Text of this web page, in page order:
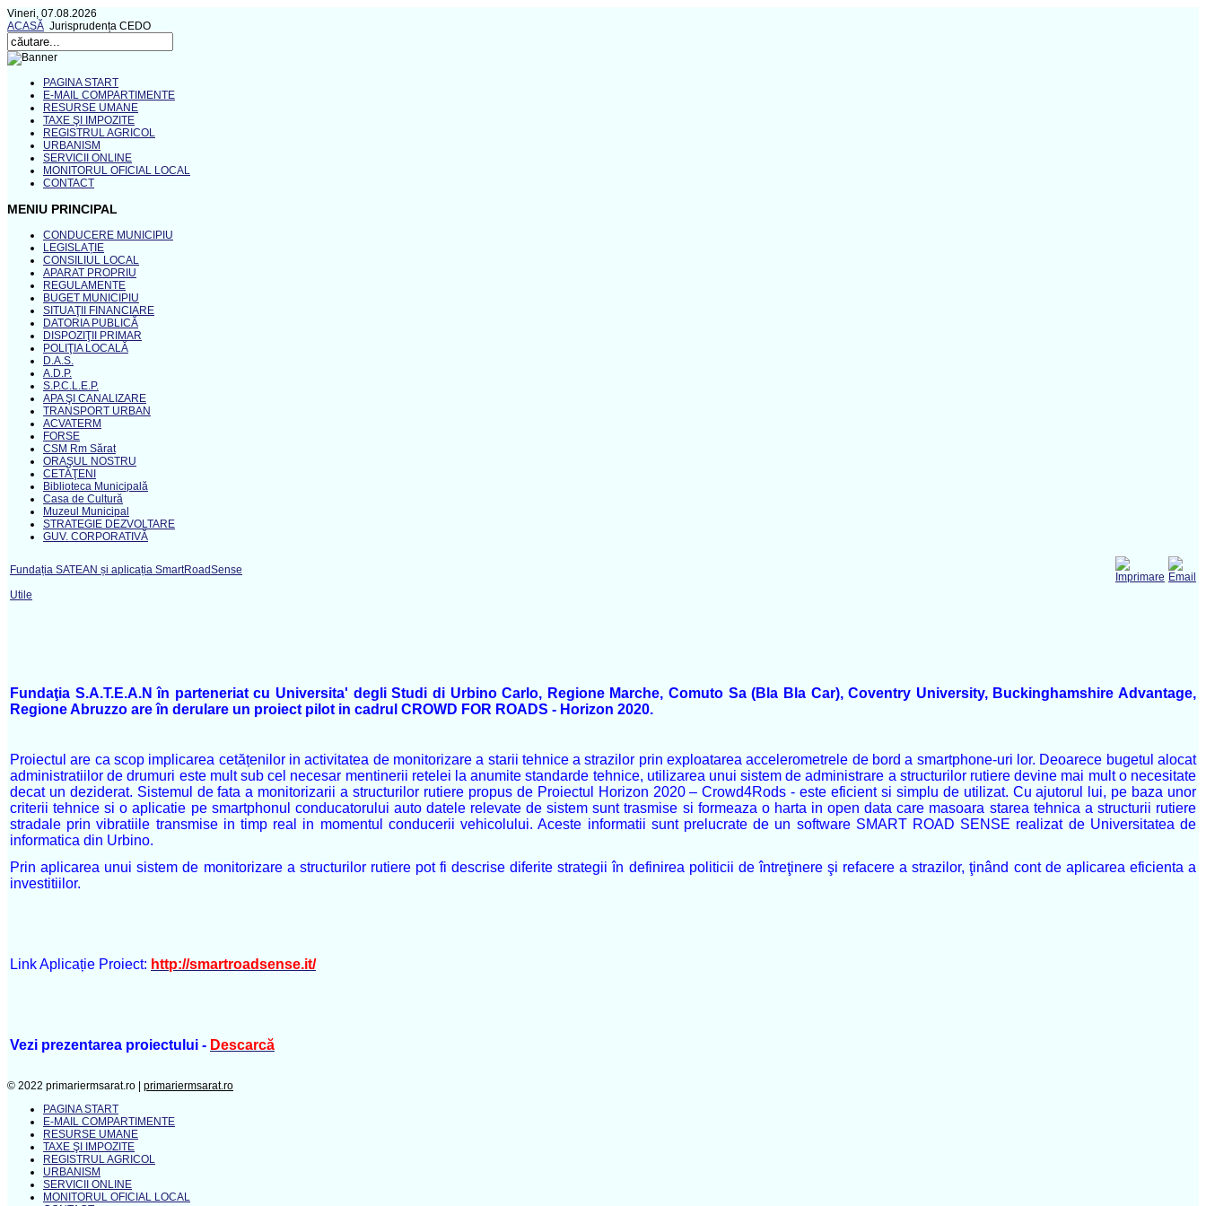
Vineri, 07.08.2026
ACASĂ Jurisprudența CEDO
PAGINA START
E-MAIL COMPARTIMENTE
RESURSE UMANE
TAXE ŞI IMPOZITE
REGISTRUL AGRICOL
URBANISM
SERVICII ONLINE
MONITORUL OFICIAL LOCAL
CONTACT
MENIU PRINCIPAL
CONDUCERE MUNICIPIU
LEGISLAȚIE
CONSILIUL LOCAL
APARAT PROPRIU
REGULAMENTE
BUGET MUNICIPIU
SITUAŢII FINANCIARE
DATORIA PUBLICĂ
DISPOZIŢII PRIMAR
POLIŢIA LOCALĂ
D.A.S.
A.D.P.
S.P.C.L.E.P.
APA ŞI CANALIZARE
TRANSPORT URBAN
ACVATERM
FORSE
CSM Rm Sărat
ORAŞUL NOSTRU
CETĂŢENI
Biblioteca Municipală
Casa de Cultură
Muzeul Municipal
STRATEGIE DEZVOLTARE
GUV. CORPORATIVĂ
Fundația SATEAN și aplicația SmartRoadSense
Utile
Fundaţia S.A.T.E.A.N în parteneriat cu Universita' degli Studi di Urbino Carlo, Regione Marche, Comuto Sa (Bla Bla Car), Coventry University, Buckinghamshire Advantage,
Regione Abruzzo are în derulare un proiect pilot in cadrul CROWD FOR ROADS - Horizon 2020.
Proiectul are ca scop implicarea cetățenilor in activitatea de monitorizare a starii tehnice a strazilor prin exploatarea accelerometrele de bord a smartphone-uri lor. Deoarece bugetul alocat
administratiilor de drumuri este mult sub cel necesar mentinerii retelei la anumite standarde tehnice, utilizarea unui sistem de administrare a structurilor rutiere devine mai mult o necesitate
decat un deziderat. Sistemul de fata a monitorizarii a structurilor rutiere propus de Proiectul Horizon 2020 – Crowd4Rods - este eficient si simplu de utilizat. Cu ajutorul lui, pe baza unor
criterii tehnice si o aplicatie pe smartphonul conducatorului auto datele relevate de sistem sunt trasmise si formeaza o harta in open data care masoara starea tehnica a structurii rutiere
stradale prin vibratiile transmise in timp real in momentul conducerii vehicolului. Aceste informatii sunt prelucrate de un software SMART ROAD SENSE realizat de Universitatea de
informatica din Urbino.
Prin aplicarea unui sistem de monitorizare a structurilor rutiere pot fi descrise diferite strategii în definirea politicii de întreţinere şi refacere a strazilor, ţinând cont de aplicarea eficienta a
investitiilor.
Link Aplicație Proiect: http://smartroadsense.it/
Vezi prezentarea proiectului - Descarcă
© 2022 primariermsarat.ro | primariermsarat.ro
PAGINA START
E-MAIL COMPARTIMENTE
RESURSE UMANE
TAXE ŞI IMPOZITE
REGISTRUL AGRICOL
URBANISM
SERVICII ONLINE
MONITORUL OFICIAL LOCAL